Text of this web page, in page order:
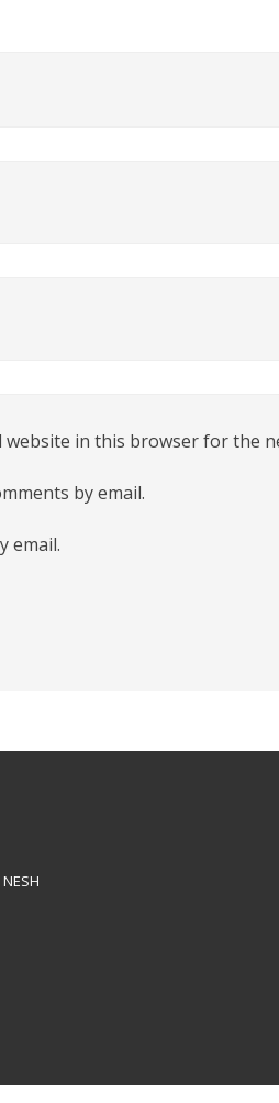
website in this browser for the
by email.
email.